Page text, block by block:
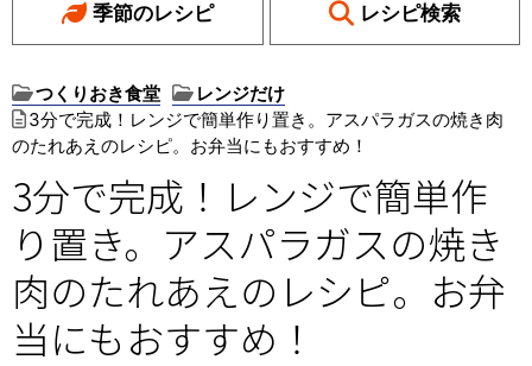
季節のレシピ レシピ検索
つくりおき食堂
レンジだけ
3分で完成！レンジで簡単作り置き。アスパラガスの焼き肉
のたれあえのレシピ。お弁当にもおすすめ！
3分で完成！レンジで簡単作
り置き。アスパラガスの焼き
肉のたれあえのレシピ。お弁
当にもおすすめ！